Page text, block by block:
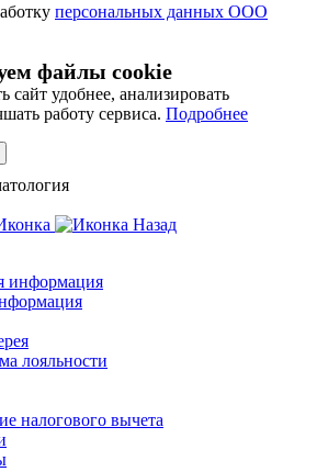
персональных данных ООО
файлы cookie
сайт удобнее, анализировать
работу сервиса. Подробнее
Назад
информация
лояльности
налогового вычета